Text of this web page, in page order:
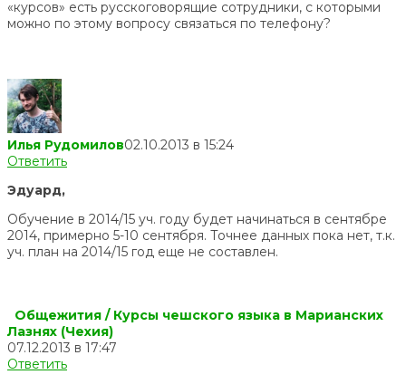
«курсов» есть русскоговорящие сотрудники, с которыми
можно по этому вопросу связаться по телефону?
Илья Рудомилов02.10.2013 в 15:24
Ответить
Эдуард,
Обучение в 2014/15 уч. году будет начинаться в сентябре
2014, примерно 5-10 сентября. Точнее данных пока нет, т.к.
уч. план на 2014/15 год еще не составлен.
Общежития / Курсы чешского языка в Марианских
Лазнях (Чехия)
07.12.2013 в 17:47
Ответить